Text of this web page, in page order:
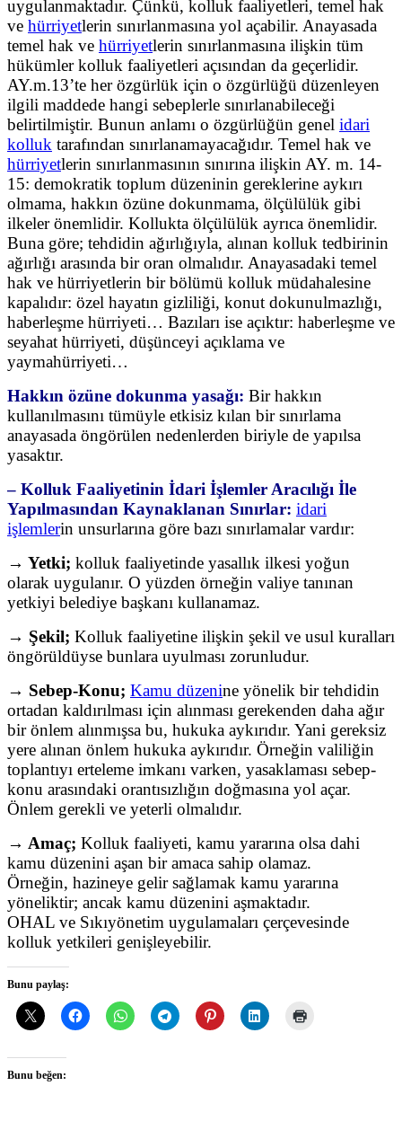
uygulanmaktadır. Çünkü, kolluk faaliyetleri, temel hak
ve hürriyetlerin sınırlanmasına yol açabilir. Anayasada
temel hak ve hürriyetlerin sınırlanmasına ilişkin tüm
hükümler kolluk faaliyetleri açısından da geçerlidir.
AY.m.13’te her özgürlük için o özgürlüğü düzenleyen
ilgili maddede hangi sebeplerle sınırlanabileceği
belirtilmiştir. Bunun anlamı o özgürlüğün genel idari
kolluk tarafından sınırlanamayacağıdır. Temel hak ve
hürriyetlerin sınırlanmasının sınırına ilişkin AY. m. 14-
15: demokratik toplum düzeninin gereklerine aykırı
olmama, hakkın özüne dokunmama, ölçülülük gibi
ilkeler önemlidir. Kollukta ölçülülük ayrıca önemlidir.
Buna göre; tehdidin ağırlığıyla, alınan kolluk tedbirinin
ağırlığı arasında bir oran olmalıdır. Anayasadaki temel
hak ve hürriyetlerin bir bölümü kolluk müdahalesine
kapalıdır: özel hayatın gizliliği, konut dokunulmazlığı,
haberleşme hürriyeti… Bazıları ise açıktır: haberleşme ve
seyahat hürriyeti, düşünceyi açıklama ve
yaymahürriyeti…
Hakkın özüne dokunma yasağı: Bir hakkın
kullanılmasını tümüyle etkisiz kılan bir sınırlama
anayasada öngörülen nedenlerden biriyle de yapılsa
yasaktır.
‒ Kolluk Faaliyetinin İdari İşlemler Aracılığı İle
Yapılmasından Kaynaklanan Sınırlar: idari
işlemlerin unsurlarına göre bazı sınırlamalar vardır:
→ Yetki; kolluk faaliyetinde yasallık ilkesi yoğun
olarak uygulanır. O yüzden örneğin valiye tanınan
yetkiyi belediye başkanı kullanamaz.
→ Şekil; Kolluk faaliyetine ilişkin şekil ve usul kuralları
öngörüldüyse bunlara uyulması zorunludur.
→ Sebep-Konu; Kamu düzenine yönelik bir tehdidin
ortadan kaldırılması için alınması gerekenden daha ağır
bir önlem alınmışsa bu, hukuka aykırıdır. Yani gereksiz
yere alınan önlem hukuka aykırıdır. Örneğin valiliğin
toplantıyı erteleme imkanı varken, yasaklaması sebep-
konu arasındaki orantısızlığın doğmasına yol açar.
Önlem gerekli ve yeterli olmalıdır.
→ Amaç; Kolluk faaliyeti, kamu yararına olsa dahi
kamu düzenini aşan bir amaca sahip olamaz.
Örneğin, hazineye gelir sağlamak kamu yararına
yöneliktir; ancak kamu düzenini aşmaktadır.
OHAL ve Sıkıyönetim uygulamaları çerçevesinde
kolluk yetkileri genişleyebilir.
Bunu paylaş:
Bunu beğen: